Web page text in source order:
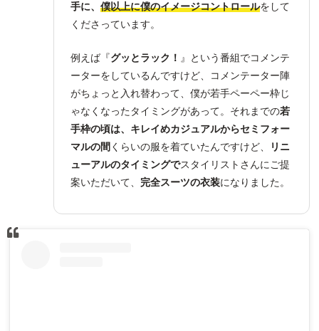
手に、 僕以上に僕のイメージコントロールをして
くださっています。
例えば『グッとラック！ 』という番組でコメンテ
ーターをしているんですけど、コメンテーター陣
がちょっと入れ替わって、僕が若手ペーペー枠じ
ゃなくなったタイミングがあって。それまでの若
手枠の頃は、キレイめカジュアルからセミフォー
マルの間 くらいの服を着ていたんですけど、
リニ
ューアルのタイミングでスタイリストさんにご提
案いただいて、 完全スーツの衣装になりました。